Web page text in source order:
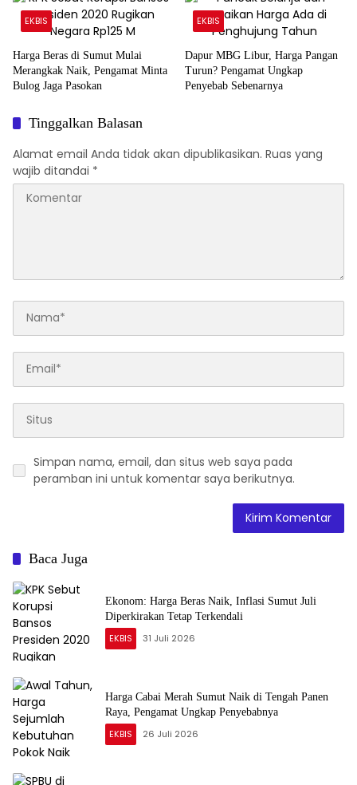
EKBIS
Harga Beras di Sumut Mulai
Merangkak Naik, Pengamat Minta
Bulog Jaga Pasokan
EKBIS
Dapur MBG Libur, Harga Pangan
Turun? Pengamat Ungkap
Penyebab Sebenarnya
Tinggalkan Balasan
Alamat email Anda tidak akan dipublikasikan. Ruas yang
wajib ditandai *
Simpan nama, email, dan situs web saya pada
peramban ini untuk komentar saya berikutnya.
Baca Juga
Ekonom: Harga Beras Naik, Inflasi Sumut Juli
Diperkirakan Tetap Terkendali
EKBIS 31 Juli 2026
Harga Cabai Merah Sumut Naik di Tengah Panen
Raya, Pengamat Ungkap Penyebabnya
EKBIS 26 Juli 2026